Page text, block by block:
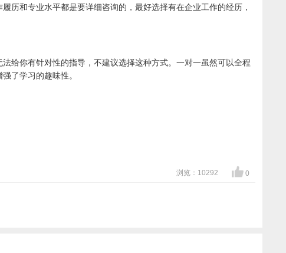
历和专业水平都是要详细咨询的，最好选择有在企业工作的经历，
给你有针对性的指导，不建议选择这种方式。一对一虽然可以全程
了学习的趣味性。
浏览：10292 0